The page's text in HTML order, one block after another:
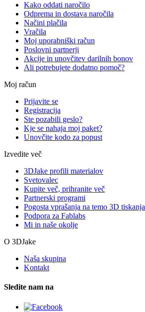
Kako oddati naročilo
Odprema in dostava naročila
Načini plačila
Vračila
Moj uporabniški račun
Poslovni partnerji
Akcije in unovčitev darilnih bonov
Ali potrebujete dodatno pomoč?
Moj račun
Prijavite se
Registracija
Ste pozabili geslo?
Kje se nahaja moj paket?
Unovčite kodo za popust
Izvedite več
3DJake profili materialov
Svetovalec
Kupite več, prihranite več
Partnerski programi
Pogosta vprašanja na temo 3D tiskanja
Podpora za Fablabs
Mi in naše okolje
O 3DJake
Naša skupina
Kontakt
Sledite nam na